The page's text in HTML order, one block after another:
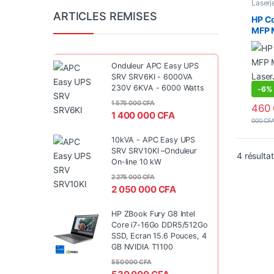
Recto-
HP
MFP
-6%
460
000
4
ARTICLES REMISES
Onduleur APC Easy UPS
SRV SRV6KI - 6000VA
230V 6KVA - 6000 Watts
1 400 000CFA
1 575 000CFA
10kVA - APC Easy UPS
SRV SRV10KI –Onduleur
On-line 10 kW
2 050 000CFA
2 275 000CFA
HP ZBook Fury G8 Intel
Core i7-16Go DDR5/512Go
SSD, Ecran 15.6 Pouces, 4
GB NVIDIA T1100
550 000CFA